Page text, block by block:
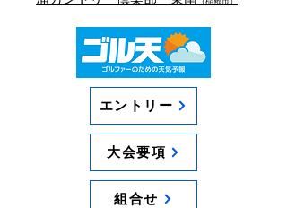
エントリー
大会要項
組合せ